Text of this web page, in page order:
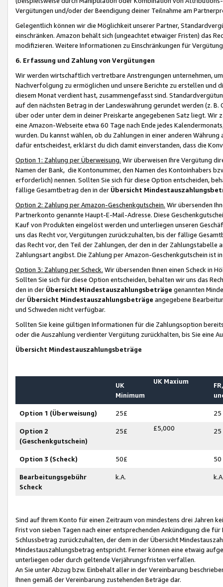
Vergütungen und/oder der Beendigung deiner Teilnahme am
Gelegentlich können wir die Möglichkeit unserer Partner,
einschränken. Amazon behält sich (ungeachtet etwaiger Fristen) das
modifizieren. Weitere Informationen zu Einschränkungen für
6. Erfassung und Zahlung von Vergütungen
Wir werden wirtschaftlich vertretbare Anstrengungen unternehmen,
Nachverfolgung zu ermöglichen und unsere Berichte zu erstellen und
diesem Monat verdient hast, zusammengefasst sind.
auf den nächsten Betrag in der Landeswährung gerundet werden (z.
über oder unter dem in deiner Preiskarte angegebenen Satz liegt.
eine Amazon-Webseite etwa 60 Tage nach Ende jedes
wurden. Du kannst wählen, ob du Zahlungen in einer anderen
dafür entscheidest, erklärst du dich damit einverstanden, dass die
Option 1: Zahlung per Überweisung. Wir überweisen Ihre Vergütung
Namen der Bank, die Kontonummer, den Namen des Kontoinhabers
erforderlich) nennen. Sollten Sie sich für diese Option entscheiden,
fällige Gesamtbetrag den in der Übersicht
Option 2: Zahlung per Amazon-Geschenkgutschein. Wir übersenden
Partnerkonto genannte Haupt-E-Mail-Adresse. Diese
Kauf von Produkten eingelöst werden und unterliegen unseren
uns das Recht vor, Vergütungen zurückzuhalten, bis der fällige
das Recht vor, den Teil der Zahlungen, der den in der
Zahlungsart angibst. Die Zahlung per Amazon-Geschenkgutschein ist
Option 3: Zahlung per Scheck. Wir übersenden Ihnen einen Scheck in
Sollten Sie sich für diese Option entscheiden, behalten wir uns das
den in der Übersicht Mindestauszahlungsbeträge genannten
der Übersicht Mindestauszahlungsbeträge angegebene
und Schweden nicht verfügbar.
Sollten Sie keine gültigen Informationen für die Zahlungsoption
oder die Auszahlung verdienter Vergütung zurückhalten, bis Sie
Übersicht Mindestauszahlungsbeträge
UK
Minimum
UK Maxium
Option 1 (Überweisung) 25£ 25
Option 2
(Geschenkgutschein)
25£ £5,000 25
Option 3 (Scheck) 50£ 50
Bearbeitungsgebühr
Scheck
k.A.
Sind auf Ihrem Konto für einen Zeitraum von mindestens drei Jahren
Frist von sieben Tagen nach einer entsprechenden Ankündigung die
Schlussbetrag zurückzuhalten, der dem in der Übersicht
Mindestauszahlungsbetrag entspricht. Ferner können eine etwaig
unterliegen oder durch geltende Verjährungsfristen verfallen.
An Sie unter Abzug bzw. Einbehalt aller in der Vereinbarung
Ihnen gemäß der Vereinbarung zustehenden Beträge dar.